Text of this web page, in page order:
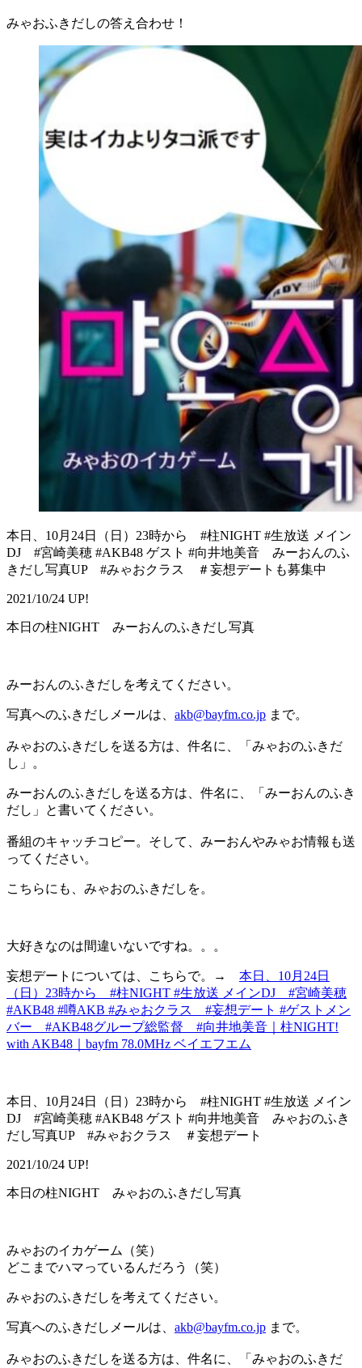
みゃおふきだしの答え合わせ！
本日、10月24日（日）23時から #柱NIGHT #生放送 メイン
DJ #宮崎美穂 #AKB48 ゲスト #向井地美音 みーおんのふ
きだし写真UP #みゃおクラス ＃妄想デートも募集中
2021/10/24 UP!
本日の柱NIGHT みーおんのふきだし写真
みーおんのふきだしを考えてください。
写真へのふきだしメールは、 akb@bayfm.co.jp まで。
みゃおのふきだしを送る方は、件名に、「みゃおのふきだ
し」。
みーおんのふきだしを送る方は、件名に、「みーおんのふき
だし」と書いてください。
番組のキャッチコピー。そして、みーおんやみゃお情報も送
ってください。
こちらにも、みゃおのふきだしを。
大好きなのは間違いないですね。。。
妄想デートについては、こちらで。→ 本日、10月24日
（日）23時から #柱NIGHT #生放送 メインDJ #宮崎美穂
#AKB48 #噂AKB #みゃおクラス #妄想デート #ゲストメン
バー #AKB48グループ総監督 #向井地美音｜柱NIGHT!
with AKB48｜bayfm 78.0MHz ベイエフエム
本日、10月24日（日）23時から #柱NIGHT #生放送 メイン
DJ #宮崎美穂 #AKB48 ゲスト #向井地美音 みゃおのふき
だし写真UP #みゃおクラス ＃妄想デート
2021/10/24 UP!
本日の柱NIGHT みゃおのふきだし写真
みゃおのイカゲーム（笑）
どこまでハマっているんだろう（笑）
みゃおのふきだしを考えてください。
写真へのふきだしメールは、 akb@bayfm.co.jp まで。
みゃおのふきだしを送る方は、件名に、「みゃおのふきだ